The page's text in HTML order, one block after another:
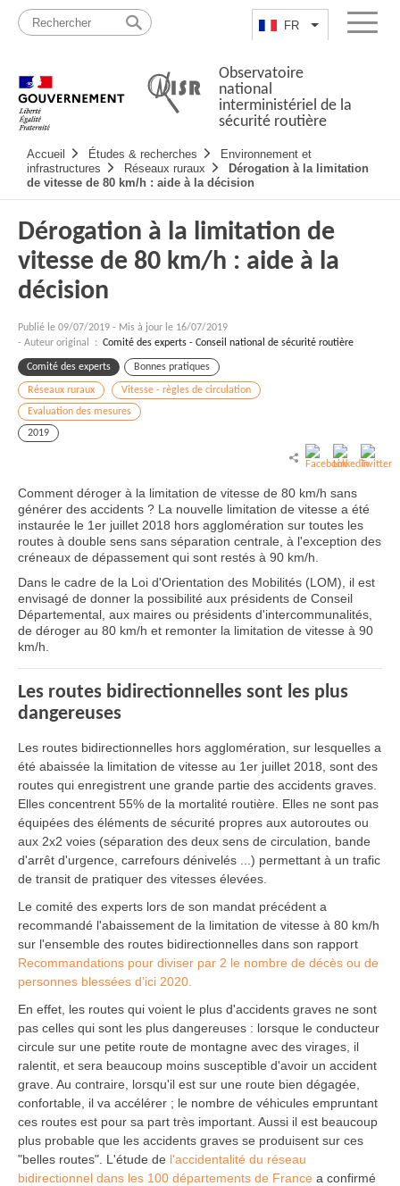
Passer
contenu
FR Lister lesMenu
Observatoire
national
interministériel de la
sécurité routière
principale
Accueil Études & recherches
Environnement et
infrastructures
Réseaux ruraux
Dérogation à la limitation
de vitesse de 80 km/h : aide à la décision
Dérogation à la limitation de
vitesse de 80 km/h : aide à la
décision
Publié le 09/07/2019 - Mis à jour le 16/07/2019
- Auteur original : Comité des experts - Conseil national de sécurité routière
Comité des experts Bonnes pratiques
Réseaux ruraux
Vitesse - règles de circulation
Evaluation des mesures
2019
Comment déroger à la limitation de vitesse de 80 km/h sans
générer des accidents ? La nouvelle limitation de vitesse a été
instaurée le 1er juillet 2018 hors agglomération sur toutes les
routes à double sens sans séparation centrale, à l'exception des
créneaux de dépassement qui sont restés à 90 km/h.
Dans le cadre de la Loi d'Orientation des Mobilités (LOM), il est
envisagé de donner la possibilité aux présidents de Conseil
Départemental, aux maires ou présidents d'intercommunalités,
de déroger au 80 km/h et remonter la limitation de vitesse à 90
km/h.
Les routes bidirectionnelles sont les plus
dangereuses
Les routes bidirectionnelles hors agglomération, sur lesquelles a
été abaissée la limitation de vitesse au 1er juillet 2018, sont des
routes qui enregistrent une grande partie des accidents graves.
Elles concentrent 55% de la mortalité routière. Elles ne sont pas
équipées des éléments de sécurité propres aux autoroutes ou
aux 2x2 voies (séparation des deux sens de circulation, bande
d'arrêt d'urgence, carrefours dénivelés ...) permettant à un trafic
de transit de pratiquer des vitesses élevées.
Le comité des experts lors de son mandat précédent a
recommandé l'abaissement de la limitation de vitesse à 80 km/h
sur l'ensemble des routes bidirectionnelles dans son rapport
Recommandations pour diviser par 2 le nombre de décès ou de
personnes blessées d’ici 2020.
En effet, les routes qui voient le plus d'accidents graves ne sont
pas celles qui sont les plus dangereuses : lorsque le conducteur
circule sur une petite route de montagne avec des virages, il
ralentit, et sera beaucoup moins susceptible d'avoir un accident
grave. Au contraire, lorsqu'il est sur une route bien dégagée,
confortable, il va accélérer ; le nombre de véhicules empruntant
ces routes est pour sa part très important. Aussi il est beaucoup
plus probable que les accidents graves se produisent sur ces
"belles routes". L'étude de l'accidentalité du réseau
bidirectionnel dans les 100 départements de France a confirmé